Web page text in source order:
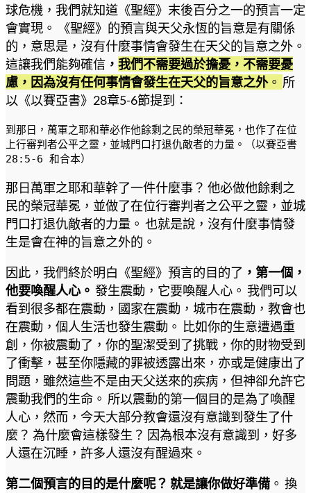
球危機，我們就知道《聖經》末後百分之一的預言一定
會實現。 《聖經》的預言與天父永恆的旨意是有關係
的，意思是，沒有什麼事情會發生在天父的旨意之外。
這讓我們能夠確信 ， 我們不需要過於擔憂，不需要憂
慮，因為沒有任何事情會發生在天父的旨意之外。 所
以《以賽亞書》28章5-6節提到：
到那日，萬軍之耶和華必作他餘剩之民的榮冠華冕，也作了在位
上行審判者公平之靈，並城門口打退仇敵者的力量。（以賽亞書
28:5-6 和合本）
那日萬軍之耶和華幹了一件什麼事？ 他必做他餘剩之
民的榮冠華冕，並做了在位行審判者之公平之靈，並城
門口打退仇敵者的力量。 也就是說，沒有什麼事情發
生是會在神的旨意之外的。
因此，我們終於明白《聖經》預言的目的了 ，第一個，
他要喚醒人心。 發生震動，它要喚醒人心。 我們可以
看到很多都在震動，國家在震動，城市在震動，教會也
在震動，個人生活也發生震動。 比如你的生意遭遇重
創，你被震動了，你的聖潔受到了挑戰，你的財物受到
了衝擊，甚至你隱藏的罪被透露出來，亦或是健康出了
問題，雖然這些不是由天父送來的疾病，但神卻允許它
震動我們的生命。 所以震動的第一個目的是為了喚醒
人心，然而，今天大部分教會還沒有意識到發生了什
麼？ 為什麼會這樣發生？ 因為根本沒有意識到，好多
人還在沉睡，許多人還沒有醒過來。
第二個預言的目的是什麼呢？ 就是讓你做好準備 。 換